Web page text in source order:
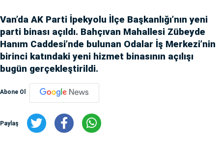
Van’da AK Parti İpekyolu İlçe Başkanlığı’nın yeni
parti binası açıldı. Bahçıvan Mahallesi Zübeyde
Hanım Caddesi’nde bulunan Odalar İş Merkezi’nin
birinci katındaki yeni hizmet binasının açılışı
bugün gerçekleştirildi.
Abone Ol
Paylaş